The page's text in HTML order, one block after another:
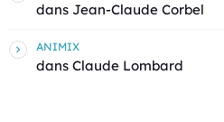
dans Jean-Claude Corbel
ANIMIX
dans Claude Lombard